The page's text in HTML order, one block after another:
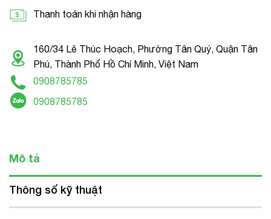
Thanh toán khi nhận hàng
160/34 Lê Thúc Hoạch, Phường Tân Quý, Quận Tân
Phú, Thành Phố Hồ Chí Minh, Việt Nam
0908785785
0908785785
Mô tả
Thông số kỹ thuật